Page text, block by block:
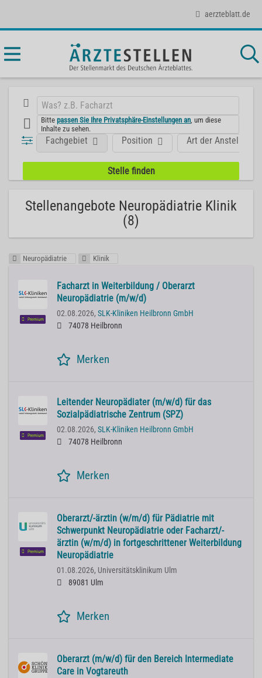
aerzteblatt.de
Bittepassen Sie Ihre Privatsphäre-Einstellungen an , um diese
Inhalte zu sehen.
Position
Fachgebiet Art der Anstellung
Stellenangebote Neuropädiatrie Klinik
(8)
Neuropädiatrie Klinik
Premium
Facharzt in Weiterbildung / Oberarzt
Neuropädiatrie (m/w/d)
02.08.2026, SLK-Kliniken Heilbronn GmbH
74078 Heilbronn
Merken
Premium
Leitender Neuropädiater (m/w/d) für das
Sozialpädiatrische Zentrum (SPZ)
02.08.2026, SLK-Kliniken Heilbronn GmbH
74078 Heilbronn
Merken
Premium
Oberarzt/-ärztin (w/m/d) für Pädiatrie mit
Schwerpunkt Neuropädiatrie oder Facharzt/-
ärztin (w/m/d) in fortgeschrittener Weiterbildung
Neuropädiatrie
01.08.2026, Universitätsklinikum Ulm
89081 Ulm
Merken
Oberarzt (m/w/d) für den Bereich Intermediate
Care in Vogtareuth